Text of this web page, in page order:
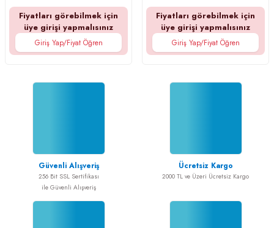
Fiyatları görebilmek için
üye girişi yapmalısınız
Giriş Yap/Fiyat Öğren
Fiyatları görebilmek için
üye girişi yapmalısınız
Giriş Yap/Fiyat Öğren
Güvenli Alışveriş
256 Bit SSL Sertifikası
ile Güvenli Alışveriş
Ücretsiz Kargo
2000 TL ve Üzeri Ücretsiz Kargo